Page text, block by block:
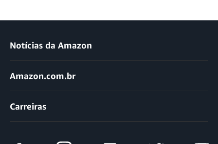
Notícias da Amazon
Amazon.com.br
Carreiras